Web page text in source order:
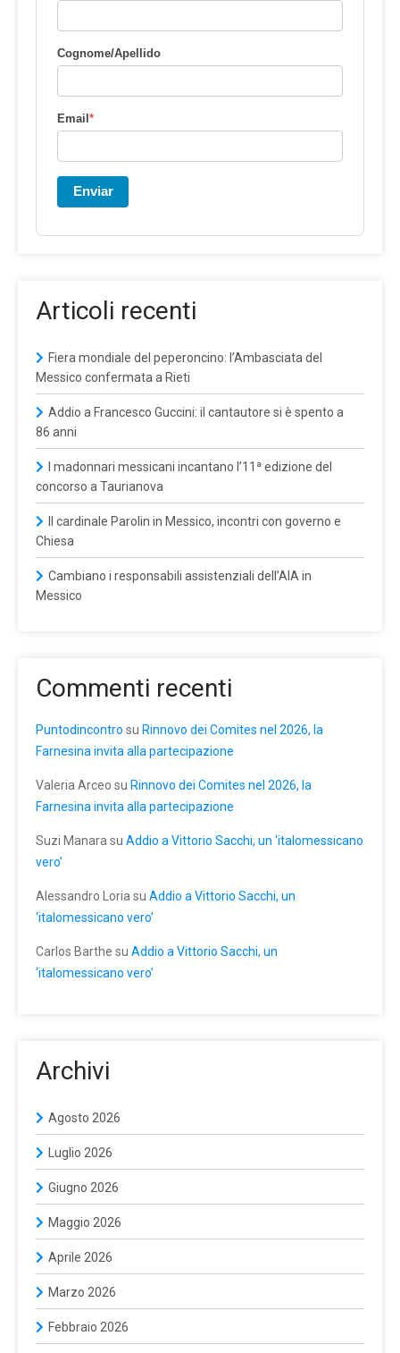
Cognome/Apellido
Email*
Enviar
Articoli recenti
Fiera mondiale del peperoncino: l’Ambasciata del
Messico confermata a Rieti
Addio a Francesco Guccini: il cantautore si è spento a
86 anni
I madonnari messicani incantano l’11ª edizione del
concorso a Taurianova
Il cardinale Parolin in Messico, incontri con governo e
Chiesa
Cambiano i responsabili assistenziali dell’AIA in
Messico
Commenti recenti
Puntodincontro su Rinnovo dei Comites nel 2026, la
Farnesina invita alla partecipazione
Valeria Arceo su Rinnovo dei Comites nel 2026, la
Farnesina invita alla partecipazione
Suzi Manara su Addio a Vittorio Sacchi, un ‘italomessicano
vero’
Alessandro Loria su Addio a Vittorio Sacchi, un
‘italomessicano vero’
Carlos Barthe su Addio a Vittorio Sacchi, un
‘italomessicano vero’
Archivi
Agosto 2026
Luglio 2026
Giugno 2026
Maggio 2026
Aprile 2026
Marzo 2026
Febbraio 2026